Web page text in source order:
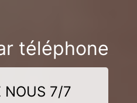
téléphone
NOUS 7/7